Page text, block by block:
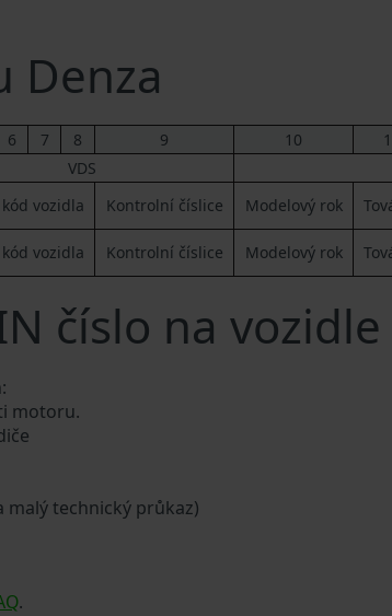
Denza
6 7 8 9 10
VDS
vozidla Kontrolní číslice Modelový rok
vozidla Kontrolní číslice Modelový rok
číslo na vozidle
motoru.
malý technický průkaz)
.